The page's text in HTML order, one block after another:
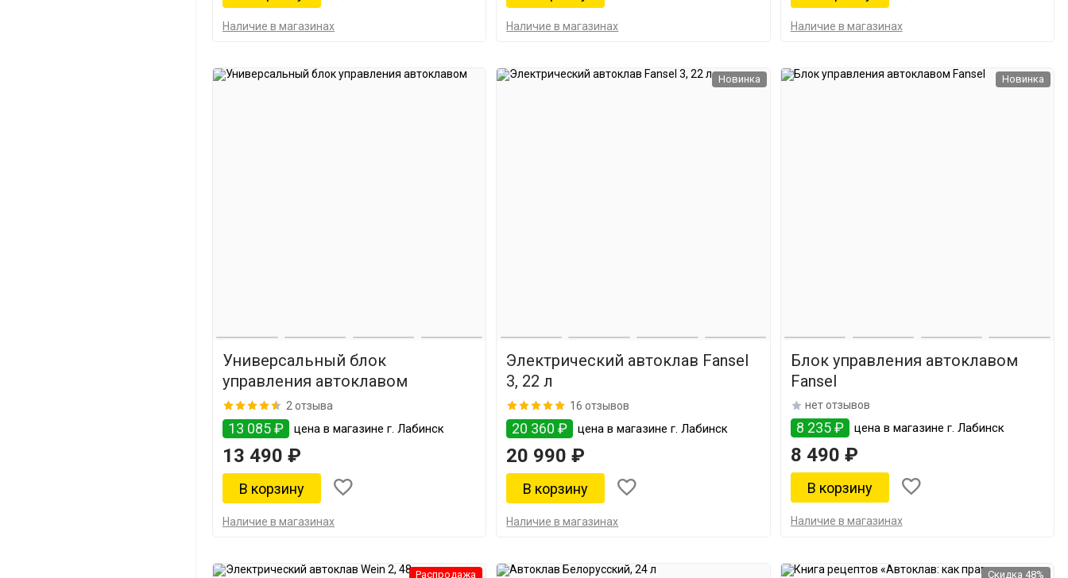
Наличие в магазинах Наличие в магазинах Наличие в магазинах
Универсальный блок
управления автоклавом
2 отзыва
13 085 ₽ цена в магазине г. Лабинск
13 490 ₽
Наличие в магазинах
Новинка
Электрический автоклав Fansel
3, 22 л
16 отзывов
20 360 ₽ цена в магазине г. Лабинск
20 990 ₽
Наличие в магазинах
Новинка
Блок управления автоклавом
Fansel
нет отзывов
8 235 ₽ цена в магазине г. Лабинск
8 490 ₽
Наличие в магазинах
Распродажа Скидка 48%